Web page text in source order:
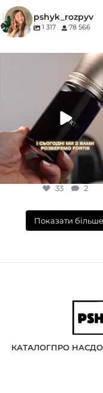
ГРУПА АРОМАТУ
Деревинні
КОНЦЕНТРАЦІЯ
EDP (парфумована вода)
pshyk_rozpyv
1 317 78 566
Для замовлення
сайт або в Instagram
33 2
33 2
Показати більше
КАТАЛОГПРО НАС